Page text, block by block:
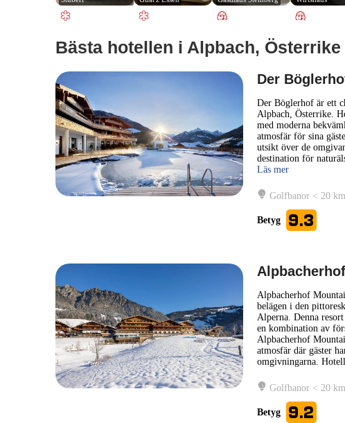
Bästa hotellen i Alpbach, Österrike
Der
Der Böglerhof är ett
Alpbach, Österrike.
med moderna
atmosfär för sina
utsikt över de
destination för
Läs mer
Golfbanor < 20 km
Betyg 9.3
Alpbacherhof
belägen i den
Alperna. Denna
en kombination av
Alpbacherhof
atmosfär där gäster
omgivningarna.
Golfbanor < 20 km
Betyg 9.2